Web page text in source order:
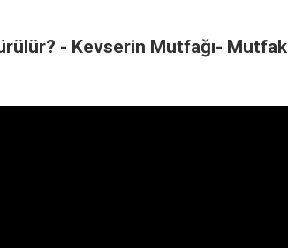
- Kevserin Mutfağı- Mutfak